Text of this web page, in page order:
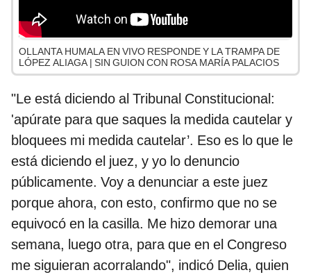
OLLANTA HUMALA EN VIVO RESPONDE Y LA TRAMPA DE
LÓPEZ ALIAGA | SIN GUION CON ROSA MARÍA PALACIOS
"Le está diciendo al Tribunal Constitucional:
'apúrate para que saques la medida cautelar y
bloquees mi medida cautelar’. Eso es lo que le
está diciendo el juez, y yo lo denuncio
públicamente. Voy a denunciar a este juez
porque ahora, con esto, confirmo que no se
equivocó en la casilla. Me hizo demorar una
semana, luego otra, para que en el Congreso
me siguieran acorralando", indicó Delia, quien